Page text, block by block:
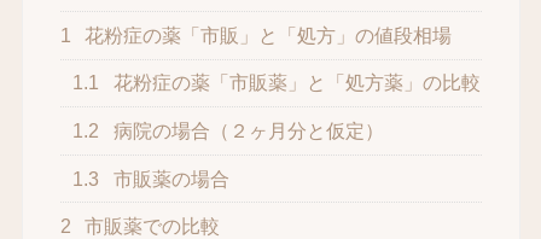
1 花粉症の薬「市販」と「処方」の値段相場
1.1 花粉症の薬「市販薬」と「処方薬」の比較
1.2 病院の場合（２ヶ月分と仮定）
1.3 市販薬の場合
2 市販薬での比較